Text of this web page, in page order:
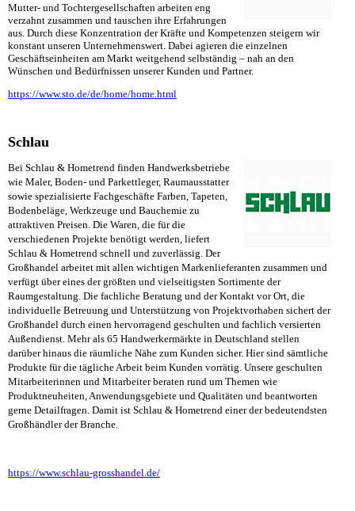
Mutter- und Tochtergesellschaften arbeiten eng
verzahnt zusammen und tauschen ihre Erfahrungen
aus. Durch diese Konzentration der Kräfte und Kompetenzen steigern wir
konstant unseren Unternehmenswert. Dabei agieren die einzelnen
Geschäftseinheiten am Markt weitgehend selbständig – nah an den
Wünschen und Bedürfnissen unserer Kunden und Partner.
https://www.sto.de/de/home/home.html
Schlau
Bei Schlau & Hometrend finden Handwerksbetriebe
wie Maler, Boden- und Parkettleger, Raumausstatter
sowie spezialisierte Fachgeschäfte Farben, Tapeten,
Bodenbeläge, Werkzeuge und Bauchemie zu
attraktiven Preisen. Die Waren, die für die
verschiedenen Projekte benötigt werden, liefert
Schlau & Hometrend schnell und zuverlässig. Der
Großhandel arbeitet mit allen wichtigen Markenlieferanten zusammen und
verfügt über eines der größten und vielseitigsten Sortimente der
Raumgestaltung. Die fachliche Beratung und der Kontakt vor Ort, die
individuelle Betreuung und Unterstützung von Projektvorhaben sichert der
Großhandel durch einen hervorragend geschulten und fachlich versierten
Außendienst. Mehr als 65 Handwerkermärkte in Deutschland stellen
darüber hinaus die räumliche Nähe zum Kunden sicher. Hier sind sämtliche
Produkte für die tägliche Arbeit beim Kunden vorrätig. Unsere geschulten
Mitarbeiterinnen und Mitarbeiter beraten rund um Themen wie
Produktneuheiten, Anwendungsgebiete und Qualitäten und beantworten
gerne Detailfragen. Damit ist Schlau & Hometrend einer der bedeutendsten
Großhändler der Branche.
https://www.schlau-grosshandel.de/